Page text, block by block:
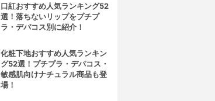
口紅おすすめ人気ランキング52
選！落ちないリップをプチプ
ラ・デパコス別に紹介！
化粧下地おすすめ人気ランキン
グ52選！プチプラ・デパコス・
敏感肌向けナチュラル商品も登
場！